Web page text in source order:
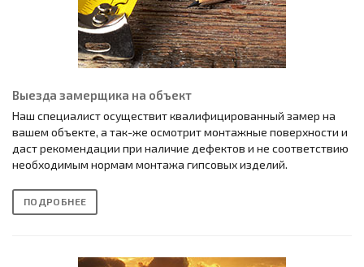
Выезда замерщика на объект
Наш специалист осуществит квалифицированный замер на
вашем объекте, а так-же осмотрит монтажные поверхности и
даст рекомендации при наличие дефектов и не соответствию
необходимым нормам монтажа гипсовых изделий.
ПОДРОБНЕЕ